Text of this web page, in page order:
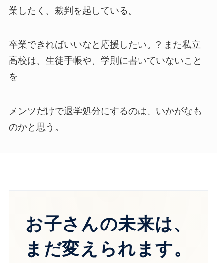
業したく、裁判を起している。
卒業できればいいなと応援したい。? また私立
高校は、生徒手帳や、学則に書いていないこと
を
メンツだけで退学処分にするのは、いかがなも
のかと思う。
お子さんの未来は、
まだ変えられます。